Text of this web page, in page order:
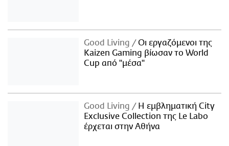
Good Living
Οι εργαζόμενοι της
Kaizen Gaming βίωσαν το World
Cup από "μέσα"
Good Living
Η εμβληματική City
Exclusive Collection της Le Labo
έρχεται στην Αθήνα